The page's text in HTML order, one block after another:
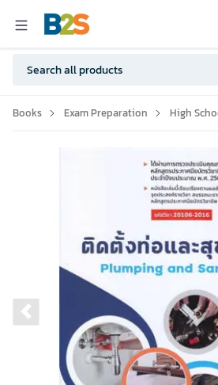
Books Exam Preparation High
Previous slide